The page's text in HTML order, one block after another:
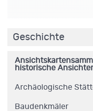
Geschichte
historische
Archäologische
Baudenkmäler